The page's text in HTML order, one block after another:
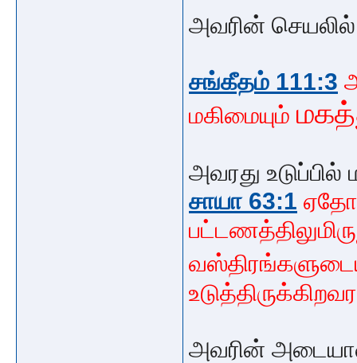
அவரின்
சங்கீதம் 111:3
மகிமையும்
அவரது
சாயா 63:1
அவரின்